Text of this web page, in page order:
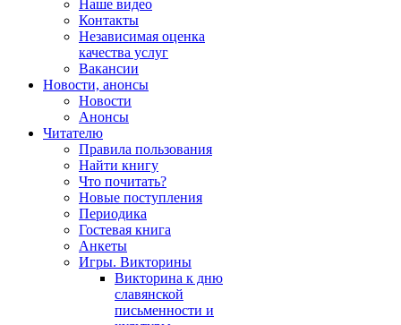
Наше видео
Контакты
Независимая оценка
качества услуг
Вакансии
Новости, анонсы
Новости
Анонсы
Читателю
Правила пользования
Найти книгу
Что почитать?
Новые поступления
Периодика
Гостевая книга
Анкеты
Игры. Викторины
Викторина к дню
славянской
письменности и